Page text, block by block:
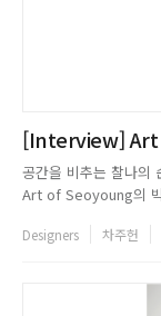
[Interview] Art
공간을 비추는 찰나의
Art of Seoyoung의 박
온 아트디렉터다. 영상
Designers 차주헌